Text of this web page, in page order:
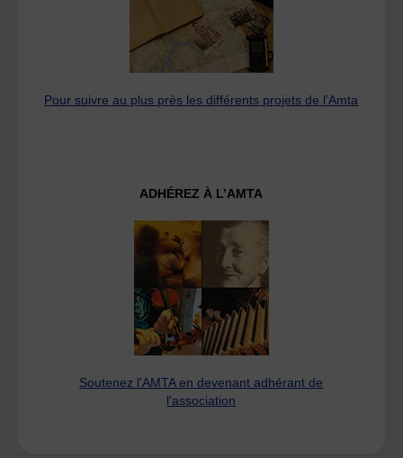
Pour suivre au plus près les différents projets de l’Amta
ADHÉREZ À L’AMTA
Soutenez l'AMTA en devenant adhérant de
l'association